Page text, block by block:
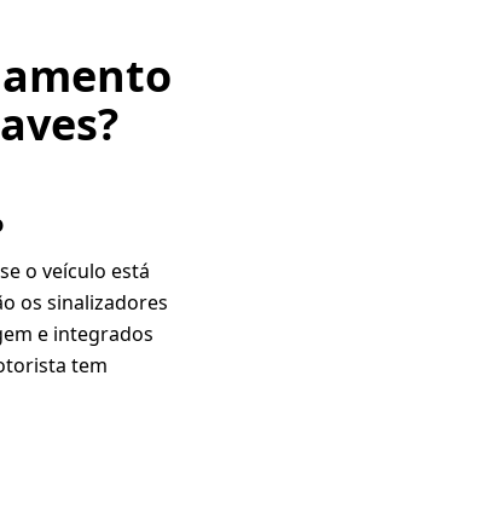
o veículo está
os sinalizadores
e integrados
tem